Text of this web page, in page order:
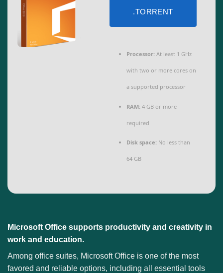
.TORRENT
Processor: At least 1 GHz
with two or more cores on
a supported processor
RAM: 4 GB or more
required
Disk space: No less than
64 GB
Microsoft Office supports productivity and creativity in
work and education.
Among office suites, Microsoft Office is one of the most
favored and reliable options, including all essential tools